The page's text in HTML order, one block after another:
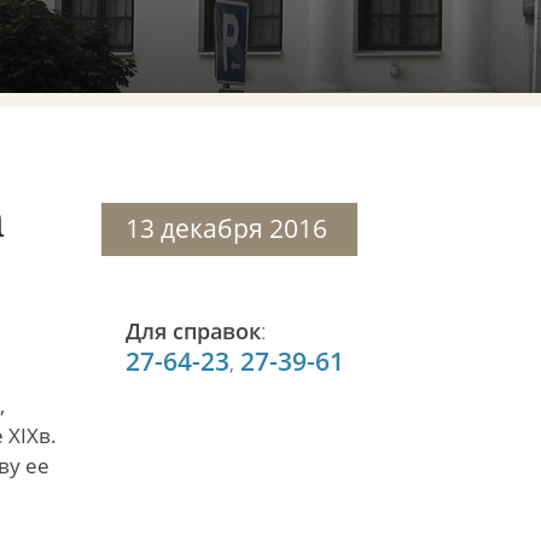
ее
13 декабря 2016
Для справок:
27-64-23, 27-39-61